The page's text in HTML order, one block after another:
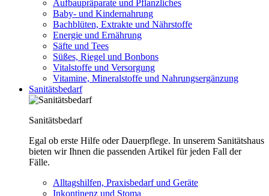
Aufbaupräparate und Pflanzliches
Baby- und Kindernahrung
Bachblüten, Extrakte und Nährstoffe
Energie und Ernährung
Säfte und Tees
Süßes, Riegel und Bonbons
Vitalstoffe und Versorgung
Vitamine, Mineralstoffe und Nahrungsergänzung
Sanitätsbedarf
Sanitätsbedarf
Egal ob erste Hilfe oder Dauerpflege. In unserem Sanitätshaus
bieten wir Ihnen die passenden Artikel für jeden Fall der
Fälle.
Alltagshilfen, Praxisbedarf und Geräte
Inkontinenz und Stoma